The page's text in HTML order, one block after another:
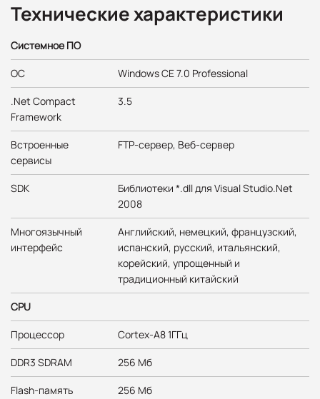
Технические характеристики
Системное ПО
ОС Windows CE 7.0 Professional
.Net Compact
Framework
3.5
Встроенные
сервисы
FTP-сервер, Веб-сервер
SDK
Библиотеки *.dll для Visual Studio.Net
2008
Многоязычный
интерфейс
Английский, немецкий, французский,
испанский, русский, итальянский,
корейский, упрощенный и
традиционный китайский
CPU
Процессор Cortex-A8 1ГГц
DDR3 SDRAM 256 Мб
Flash-память 256 Мб